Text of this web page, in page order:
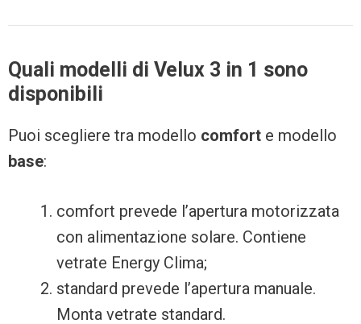
Quali modelli di Velux 3 in 1 sono
disponibili
Puoi scegliere tra modello comfort e modello
base:
comfort prevede l’apertura motorizzata
con alimentazione solare. Contiene
vetrate Energy Clima;
standard prevede l’apertura manuale.
Monta vetrate standard.